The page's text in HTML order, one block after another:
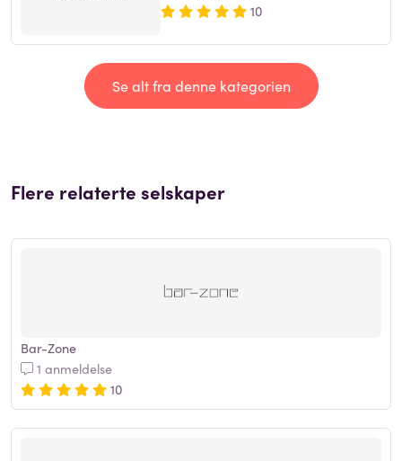
10
Se alt fra denne kategorien
Flere relaterte selskaper
Bar-Zone
1 anmeldelse
10